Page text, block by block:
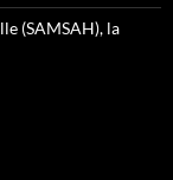
(SAMSAH), la